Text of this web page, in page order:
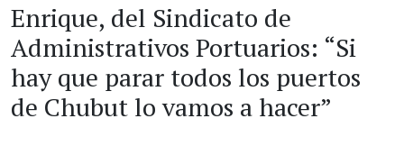
Enrique, del Sindicato de
Administrativos Portuarios: “Si
hay que parar todos los puertos
de Chubut lo vamos a hacer”